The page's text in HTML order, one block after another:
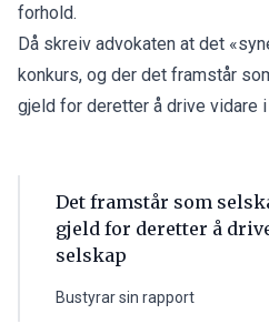
forhold.
Då skreiv advokaten at det
konkurs, og der det framstår
gjeld for deretter å drive vidare
Det framstår som
gjeld for deretter å
selskap
Bustyrar sin rapport